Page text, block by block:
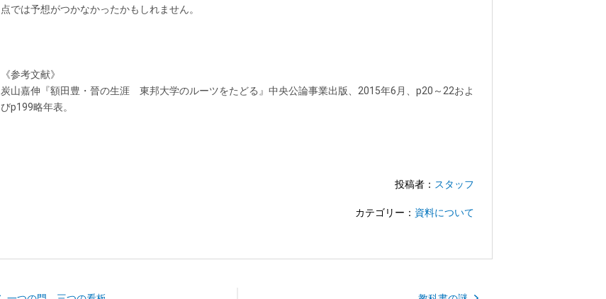
点では予想がつかなかったかもしれません。
《参考文献》
炭山嘉伸『額田豊・晉の生涯 東邦大学のルーツをたどる』中央公論事業出版、2015年6月、p20～22およ
びp199略年表。
投稿者： スタッフ
カテゴリー： 資料について